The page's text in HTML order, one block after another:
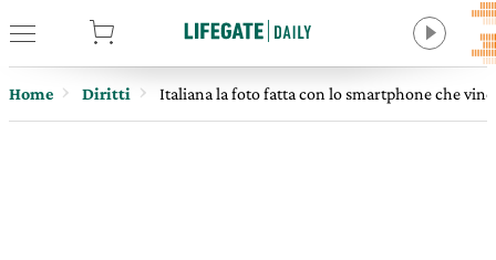
Home Diritti Italiana la foto fatta con lo smartphone che